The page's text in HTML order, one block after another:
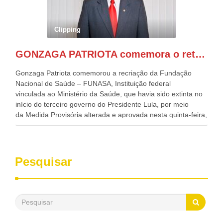
Nordeste, Paulo Câmara, o ex Deputado Federal, e
atualmente Superintendente da SUDENE, Danilo Cabral, da
Governadora de Pernambuco, Raquel Lyra, os ministros da
Casa Civil, Rui Costa, e da Integração e do Desenvolvimento
de todo Nordeste que também ajudam a fomentar o
Clipping
GONZAGA PATRIOTA comemora o retorno da FUNASA
Gonzaga Patriota comemorou a recriação da Fundação
Nacional de Saúde – FUNASA, Instituição federal
vinculada ao Ministério da Saúde, que havia sido extinta no
início do terceiro governo do Presidente Lula, por meio
da Medida Provisória alterada e aprovada nesta quinta-feira,
pelo Congresso Nacional. Gonzaga Patriota disse hoje em
desenvolvimento dos seus municípios e, somente o ano
passado, essa Fundação distribuiu mais de três bilhões de
reais, com suas maravilhosas ações, dentre alas, mais de
saneamento básico, em pequenas comunidades rurais.
Patriota disse ainda que, mesmo sem mandato,
Pesquisar